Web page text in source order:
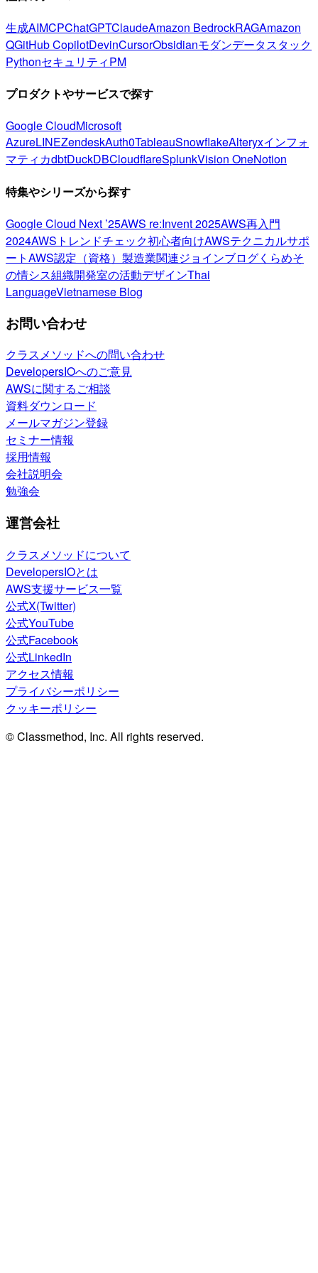
生成AIMCPChatGPTClaudeAmazon BedrockRAGAmazon
QGitHub CopilotDevinCursorObsidianモダンデータスタック
PythonセキュリティPM
プロダクトやサービスで探す
Google CloudMicrosoft
AzureLINEZendeskAuth0TableauSnowflakeAlteryxインフォ
マティカdbtDuckDBCloudflareSplunkVision OneNotion
特集やシリーズから探す
Google Cloud Next ’25AWS re:Invent 2025AWS再入門
2024AWSトレンドチェック初心者向けAWSテクニカルサポ
ートAWS認定（資格） 製造業関連ジョインブログくらめそ
の情シス組織開発室の活動デザインThai
LanguageVietnamese Blog
お問い合わせ
クラスメソッドへの問い合わせ
DevelopersIOへのご意見
AWSに関するご相談
資料ダウンロード
メールマガジン登録
セミナー情報
採用情報
会社説明会
勉強会
運営会社
クラスメソッドについて
DevelopersIOとは
AWS支援サービス一覧
公式X(Twitter)
公式YouTube
公式Facebook
公式LinkedIn
アクセス情報
プライバシーポリシー
クッキーポリシー
© Classmethod, Inc. All rights reserved.